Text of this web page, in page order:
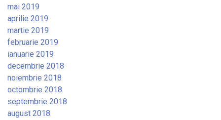
mai 2019
aprilie 2019
martie 2019
februarie 2019
ianuarie 2019
decembrie 2018
noiembrie 2018
octombrie 2018
septembrie 2018
august 2018